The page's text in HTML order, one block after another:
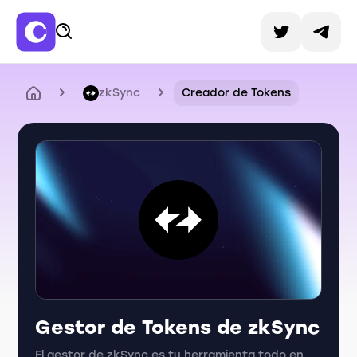
zkSync Creador de Tokens
Gestor de Tokens de zkSync